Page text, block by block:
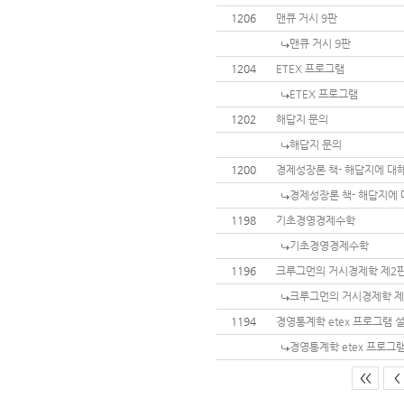
1206
맨큐 거시 9판
맨큐 거시 9판
1204
ETEX 프로그램
ETEX 프로그램
1202
해답지 문의
해답지 문의
1200
경제성장론 책- 해답지에 대
경제성장론 책- 해답지에
1198
기초경영경제수학
기초경영경제수학
1196
크루그먼의 거시경제학 제2
크루그먼의 거시경제학
1194
경영통계학 etex 프로그램
경영통계학 etex 프로그
<< <